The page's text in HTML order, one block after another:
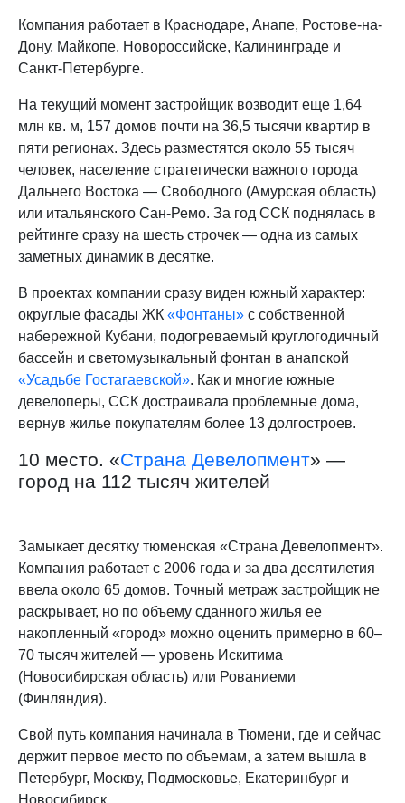
Компания работает в Краснодаре, Анапе, Ростове-на-
Дону, Майкопе, Новороссийске, Калининграде и
Санкт-Петербурге.
На текущий момент застройщик возводит еще 1,64
млн кв. м, 157 домов почти на 36,5 тысячи квартир в
пяти регионах. Здесь разместятся около 55 тысяч
человек, население стратегически важного города
Дальнего Востока — Свободного (Амурская область)
или итальянского Сан-Ремо. За год ССК поднялась в
рейтинге сразу на шесть строчек — одна из самых
заметных динамик в десятке.
В проектах компании сразу виден южный характер:
округлые фасады ЖК «Фонтаны» с собственной
набережной Кубани, подогреваемый круглогодичный
бассейн и светомузыкальный фонтан в анапской
«Усадьбе Гостагаевской». Как и многие южные
девелоперы, ССК достраивала проблемные дома,
вернув жилье покупателям более 13 долгостроев.
10 место. «Страна Девелопмент» —
город на 112 тысяч жителей
Замыкает десятку тюменская «Страна Девелопмент».
Компания работает с 2006 года и за два десятилетия
ввела около 65 домов. Точный метраж застройщик не
раскрывает, но по объему сданного жилья ее
накопленный «город» можно оценить примерно в 60–
70 тысяч жителей — уровень Искитима
(Новосибирская область) или Рованиеми
(Финляндия).
Свой путь компания начинала в Тюмени, где и сейчас
держит первое место по объемам, а затем вышла в
Петербург, Москву, Подмосковье, Екатеринбург и
Новосибирск.